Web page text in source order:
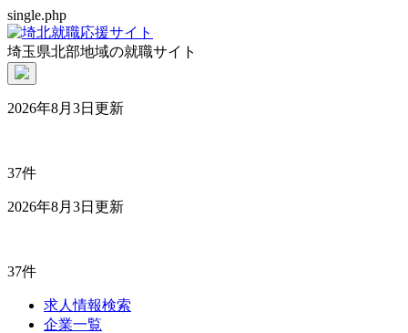
single.php
埼玉県北部地域の就職サイト
2026年8月3日更新
37件
2026年8月3日更新
37件
求人情報検索
企業一覧